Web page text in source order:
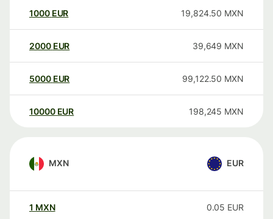
1000 EUR 19,824.50 MXN
2000 EUR 39,649 MXN
5000 EUR 99,122.50 MXN
10000 EUR 198,245 MXN
MXN EUR
1 MXN 0.05 EUR